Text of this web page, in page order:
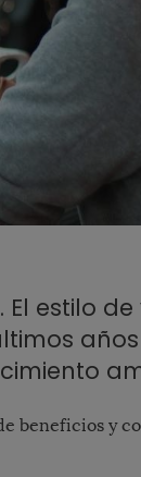
estilo de
beneficios y